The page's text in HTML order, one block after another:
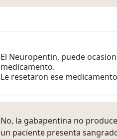
El Neuropentin, puede
medicamento.
Le resetaron ese
No, la gabapentina no
un paciente presenta